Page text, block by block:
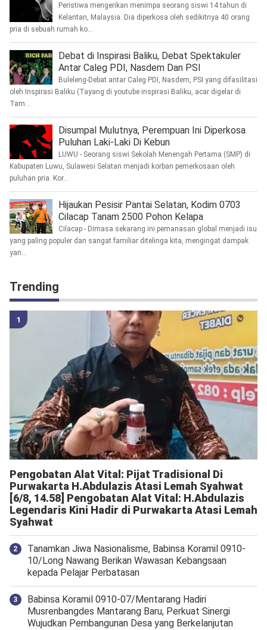
Peristiwa mengerikan menimpa seorang siswi 14 tahun di
Kelantan, Malaysia. Dia diperkosa oleh sedikitnya 40 orang
pria di sebuah rumah ko...
Debat di Inspirasi Baliku, Debat Spektakuler
Antar Caleg PDI, Nasdem Dan PSI
Buleleng-Debat antar Caleg PDI, Nasdem, PSI yang difasilitasi
oleh Inspirasi Baliku (Tayang di youtube inspirasi Baliku, acar digelar di
Tam...
Disumpal Mulutnya, Perempuan Ini Diperkosa
Puluhan Laki-Laki Di Kebun
LUWU - Seorang siswi Sekolah Menengah Pertama (SMP) di
Kabupaten Luwu, Sulawesi Selatan menjadi korban pemerkosaan oleh
puluhan pria. Kor...
Hijaukan Pesisir Pantai Selatan, Kodim 0703
Cilacap Tanam 2500 Pohon Kelapa
Cilacap - Dimasa sekarang ini pemanasan global menjadi isu
yang paling populer dan sangat familiar ditelinga kita, mengingat dampak
yan...
Trending
Pengobatan Alat Vital: Pijat Tradisional Di
Purwakarta H.Abdulazis Atasi Lemah Syahwat
[6/8, 14.58] Pengobatan Alat Vital: H.Abdulazis
Legendaris Kini Hadir di Purwakarta Atasi Lemah
Syahwat
Tanamkan Jiwa Nasionalisme, Babinsa Koramil 0910-
10/Long Nawang Berikan Wawasan Kebangsaan
kepada Pelajar Perbatasan
Babinsa Koramil 0910-07/Mentarang Hadiri
Musrenbangdes Mantarang Baru, Perkuat Sinergi
Wujudkan Pembangunan Desa yang Berkelanjutan